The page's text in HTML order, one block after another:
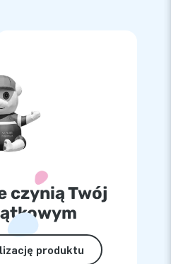
czynią Twój
produktu